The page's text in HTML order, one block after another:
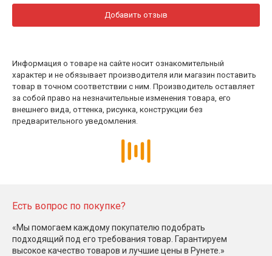
Добавить отзыв
Информация о товаре на сайте носит ознакомительный
характер и не обязывает производителя или магазин поставить
товар в точном соответствии с ним. Производитель оставляет
за собой право на незначительные изменения товара, его
внешнего вида, оттенка, рисунка, конструкции без
предварительного уведомления.
Есть вопрос по покупке?
«Мы помогаем каждому покупателю подобрать
подходящий под его требования товар. Гарантируем
высокое качество товаров и лучшие цены в Рунете.»